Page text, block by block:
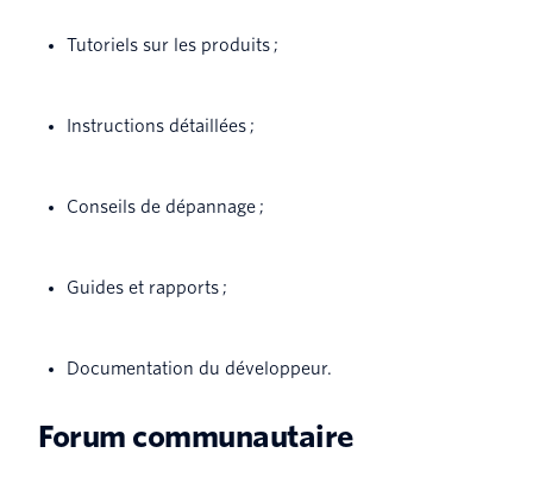
Tutoriels sur les produits ;
Instructions détaillées ;
Conseils de dépannage ;
Guides et rapports ;
Documentation du développeur.
Forum communautaire